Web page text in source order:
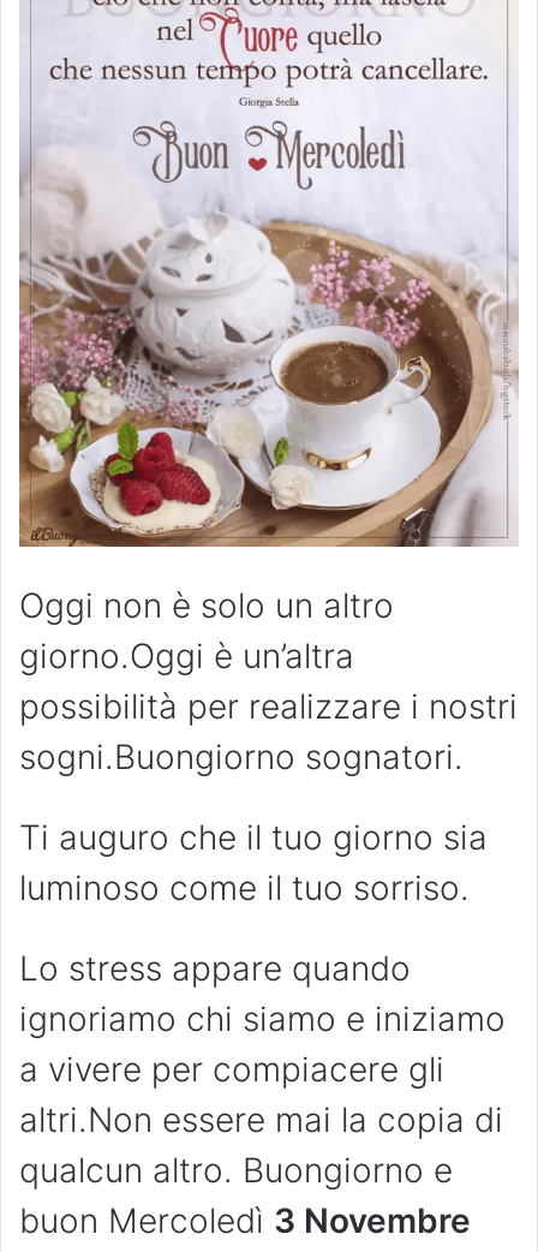
Oggi non è solo un altro
giorno.Oggi è un’altra
possibilità per realizzare i nostri
sogni.Buongiorno sognatori.
Ti auguro che il tuo giorno sia
luminoso come il tuo sorriso.
Lo stress appare quando
ignoriamo chi siamo e iniziamo
a vivere per compiacere gli
altri.Non essere mai la copia di
qualcun altro. Buongiorno e
buon Mercoledì 3 Novembre